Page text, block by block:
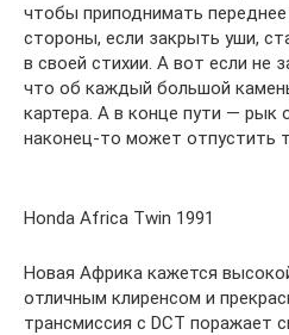
чтобы приподнимать
стороны, если закрыть уши,
в своей стихии. А вот если не
что об каждый большой
картера. А в конце пути — рык
наконец-то может отпустить
Honda Africa Twin 1991
Новая Африка кажется
отличным клиренсом и
трансмиссия с DCT поражает